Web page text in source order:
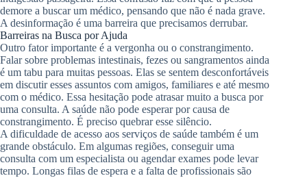
demore a buscar um médico, pensando que não é nada grave.
A desinformação é uma barreira que precisamos derrubar.
Barreiras na Busca por Ajuda
Outro fator importante é a vergonha ou o constrangimento.
Falar sobre problemas intestinais, fezes ou sangramentos ainda
é um tabu para muitas pessoas. Elas se sentem desconfortáveis
em discutir esses assuntos com amigos, familiares e até mesmo
com o médico. Essa hesitação pode atrasar muito a busca por
uma consulta. A saúde não pode esperar por causa de
constrangimento. É preciso quebrar esse silêncio.
A dificuldade de acesso aos serviços de saúde também é um
grande obstáculo. Em algumas regiões, conseguir uma
consulta com um especialista ou agendar exames pode levar
tempo. Longas filas de espera e a falta de profissionais são